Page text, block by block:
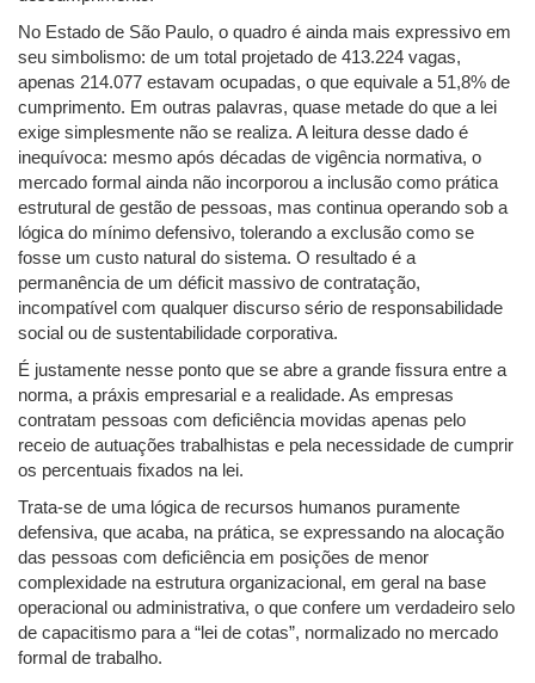
No Estado de São Paulo, o quadro é ainda mais expressivo em
seu simbolismo: de um total projetado de 413.224 vagas,
apenas 214.077 estavam ocupadas, o que equivale a 51,8% de
cumprimento. Em outras palavras, quase metade do que a lei
exige simplesmente não se realiza. A leitura desse dado é
inequívoca: mesmo após décadas de vigência normativa, o
mercado formal ainda não incorporou a inclusão como prática
estrutural de gestão de pessoas, mas continua operando sob a
lógica do mínimo defensivo, tolerando a exclusão como se
fosse um custo natural do sistema. O resultado é a
permanência de um déficit massivo de contratação,
incompatível com qualquer discurso sério de responsabilidade
social ou de sustentabilidade corporativa.
É justamente nesse ponto que se abre a grande fissura entre a
norma, a práxis empresarial e a realidade. As empresas
contratam pessoas com deficiência movidas apenas pelo
receio de autuações trabalhistas e pela necessidade de cumprir
os percentuais fixados na lei.
Trata-se de uma lógica de recursos humanos puramente
defensiva, que acaba, na prática, se expressando na alocação
das pessoas com deficiência em posições de menor
complexidade na estrutura organizacional, em geral na base
operacional ou administrativa, o que confere um verdadeiro selo
de capacitismo para a “lei de cotas”, normalizado no mercado
formal de trabalho.